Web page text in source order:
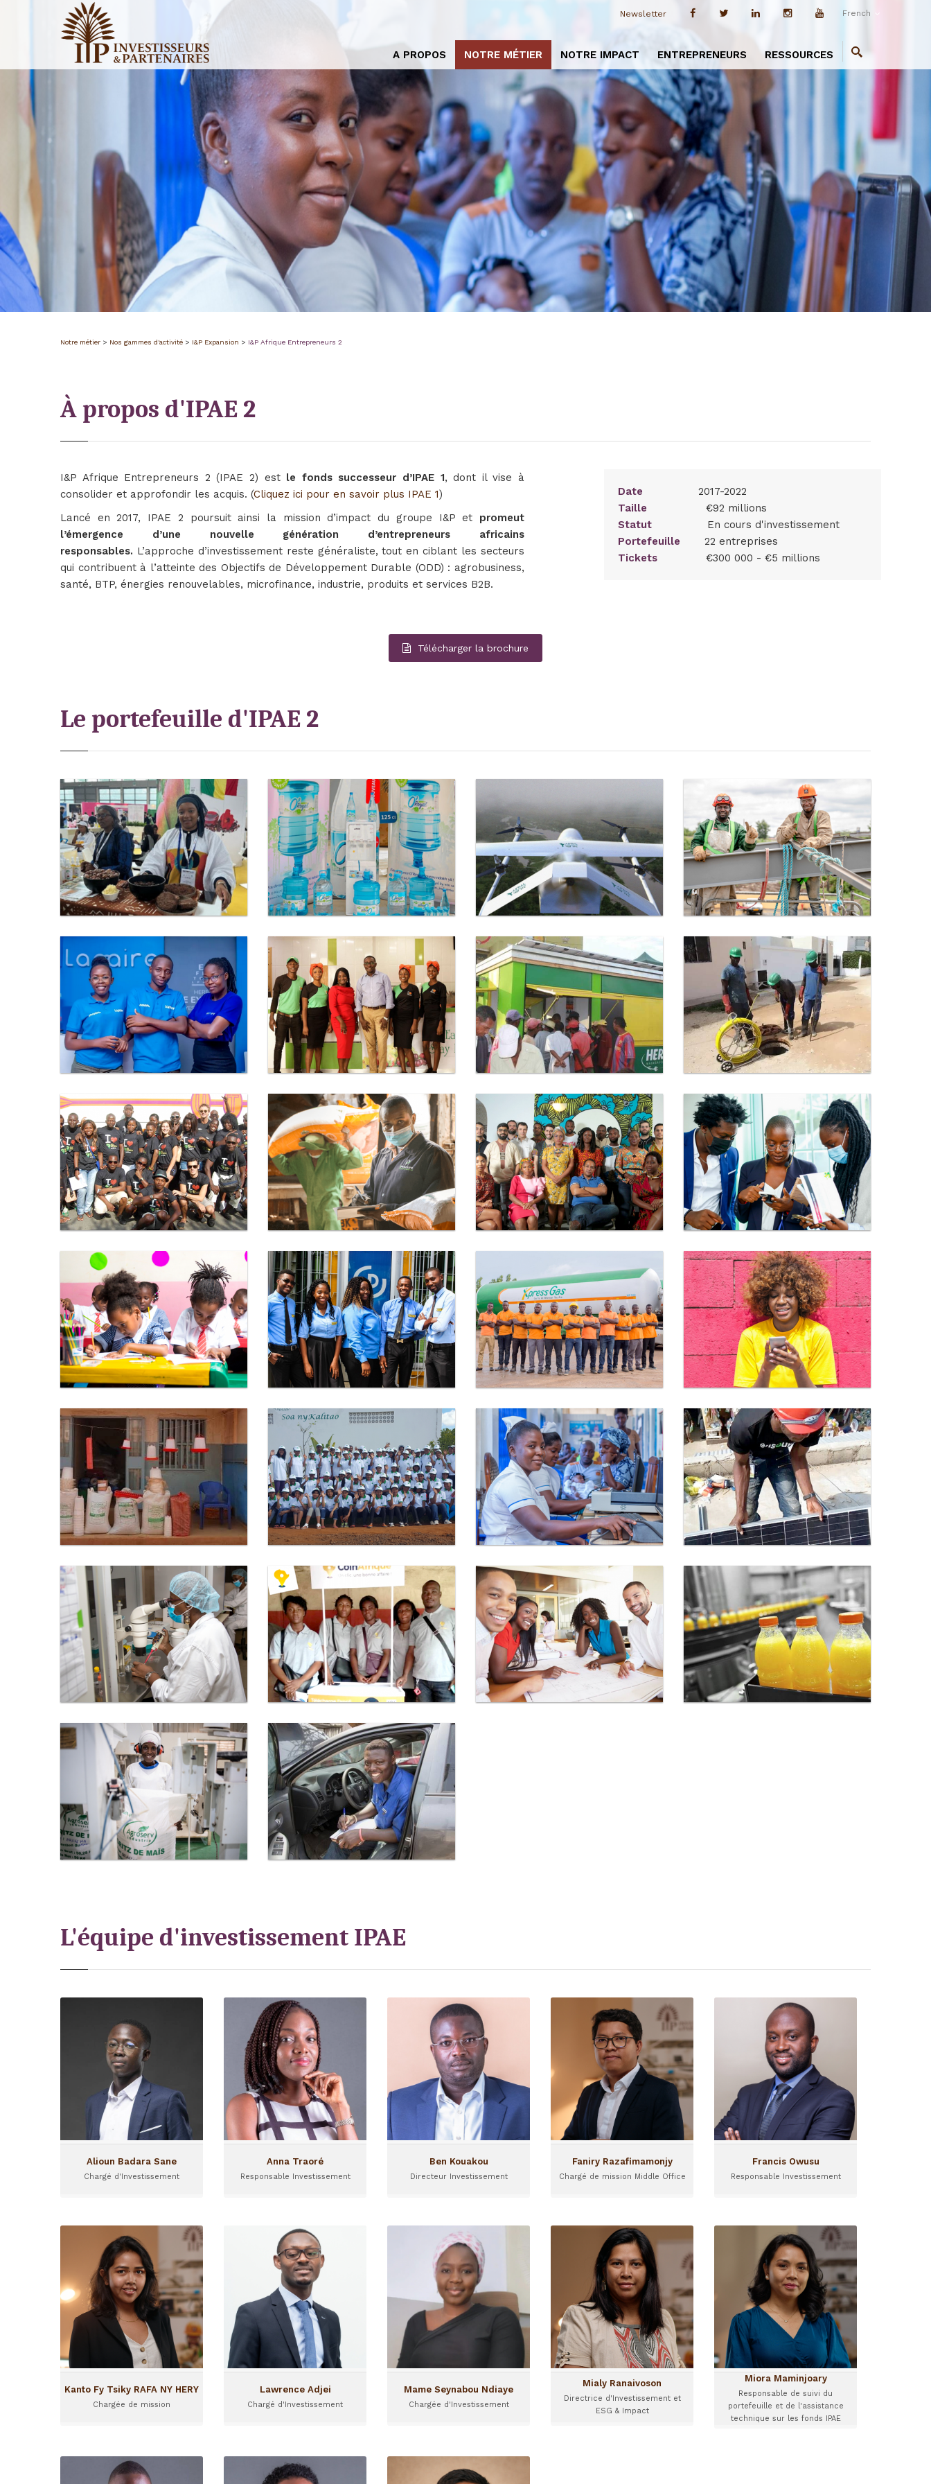
French
Newsletter
A PROPOS NOTRE MÉTIER NOTRE IMPACT ENTREPRENEURS RESSOURCES
Notre métier > Nos gammes d'activité > I&P Expansion > I&P Afrique Entrepreneurs 2
À propos d'IPAE 2
I&P Afrique Entrepreneurs 2 (IPAE 2) est le fonds successeur d’IPAE 1, dont il vise à
consolider et approfondir les acquis. (Cliquez ici pour en savoir plus IPAE 1)
Lancé en 2017, IPAE 2 poursuit ainsi la mission d’impact du groupe I&P et promeut
l’émergence d’une nouvelle génération d’entrepreneurs africains
responsables. L’approche d’investissement reste généraliste, tout en ciblant les secteurs
qui contribuent à l’atteinte des Objectifs de Développement Durable (ODD) : agrobusiness,
santé, BTP, énergies renouvelables, microfinance, industrie, produits et services B2B.
Date
2017-2022
Taille
€92 millions
Statut En cours d'investissement
Portefeuille 22 entreprises
Tickets €300 000 - €5 millions
Télécharger la brochure
Le portefeuille d'IPAE 2
L'équipe d'investissement IPAE
Alioun Badara Sane
Chargé d'Investissement
Chargé d'Investissement
Alioun a rejoint l’équipe de
I&P Côte d’Ivoire en tant
que Chargé
d’Investissement sur le
programme IPAE.
Anna Traoré
Responsable Investissement
Anna Traoré
Responsable Investissement
Anna Traoré a rejoint
l’équipe en juin 2021 en
tant que Responsable
d’Investissement sur le
fonds I&P Afrique
Entrepreneurs (IPAE).
Ben Kouakou
Directeur Investissement
Ben Kouakou
Directeur Investissement
Ben Kouakou a rejoint I&P
en 2021 et occupe
actuellement le poste de
Directeur des
Investissements pour les
fonds I&P Afrique
Entrepreneurs (IPAE 1 et
Faniry Razafimamonjy
Chargé de mission Middle Office
Faniry Razafimamonjy
Chargé de mission Middle
Faniry a rejoint I&P en 2025
en tant que Chargé de
mission Middle Office.
Francis Owusu
Responsable Investissement
Francis Owusu
Responsable Investissement
Francis rejoint l'équipe en
2018. Basé à Accra, il
supervise les activités
d'investissement d'IPAE 1
et IPAE 2 au Ghana et au
Nigéria.
Kanto Fy Tsiky RAFA NY HERY
Chargée de mission
Kanto Fy Tsiky RAFA NY
Chargée de mission
Rafa Ny Hery Kanto Fy Tsiky
a rejoint I&P en mars 2025.
Fy Tsiky est chargée de
mission et est basée à
Madagascar.
Lawrence Adjei
Chargé d'Investissement
Lawrence Adjei
Chargé d'Investissement
Lawrence est Chargé
d'Investissement chez I&P
depuis juillet 2023. Il est
basé au bureau d'Accra, au
Ghana.
Mame Seynabou Ndiaye
Chargée d'Investissement
Mame Seynabou Ndiaye
Chargée d'Investissement
Basée à Dakar, Mame
Seynabou a rejoint I&P en
Juin 2023 et est Chargée
d'Investissement pour les
Mialy Ranaivoson
Directrice d'Investissement et
ESG & Impact
Mialy Ranaivoson
Directrice d'Investissement
et ESG & Impact
Basée à Antananarivo,
Mialy, qui a rejoint I&P en
2012, est Directrice
d'Investissement et ESG &
Impact des fonds IPAE.
...
Miora Maminjoary
Responsable de suivi du
portefeuille et de l'assistance
technique sur les fonds IPAE
Miora Maminjoary
Responsable de suivi du
portefeuille et de
l'assistance technique sur
les fonds IPAE
Miora est Responsable de
suivi du portefeuille et de
l'assistance technique sur
les fonds IPAE, et est
basée à Antananarivo.
Oty Kévin Aie Rasmey Chhun Tsiky Rahagalala